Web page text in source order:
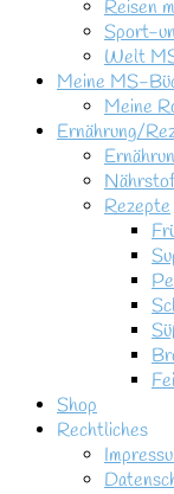
Reisen
Sport-
Welt
Meine MS-
Meine
Ernährung/
Rezepte
Shop
Rechtliches